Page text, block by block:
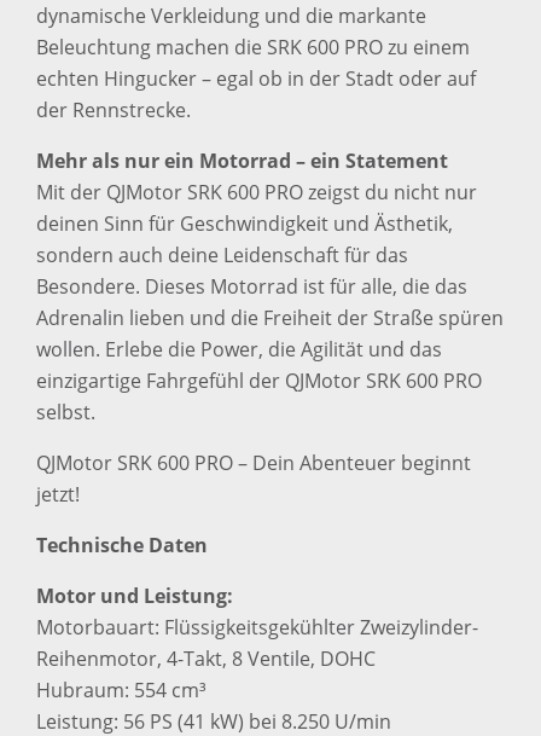
dynamische Verkleidung und die markante
Beleuchtung machen die SRK 600 PRO zu einem
echten Hingucker – egal ob in der Stadt oder auf
der Rennstrecke.
Mehr als nur ein Motorrad – ein Statement
Mit der QJMotor SRK 600 PRO zeigst du nicht nur
deinen Sinn für Geschwindigkeit und Ästhetik,
sondern auch deine Leidenschaft für das
Besondere. Dieses Motorrad ist für alle, die das
Adrenalin lieben und die Freiheit der Straße spüren
wollen. Erlebe die Power, die Agilität und das
einzigartige Fahrgefühl der QJMotor SRK 600 PRO
selbst.
QJMotor SRK 600 PRO – Dein Abenteuer beginnt
jetzt!
Technische Daten
Motor und Leistung:
Motorbauart: Flüssigkeitsgekühlter Zweizylinder-
Reihenmotor, 4-Takt, 8 Ventile, DOHC
Hubraum: 554 cm³
Leistung: 56 PS (41 kW) bei 8.250 U/min